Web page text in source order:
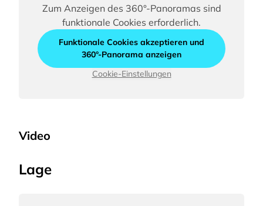
Zum Anzeigen des 360°-Panoramas sind
funktionale Cookies erforderlich.
Funktionale Cookies akzeptieren und
360°-Panorama anzeigen
Cookie-Einstellungen
Video
Lage